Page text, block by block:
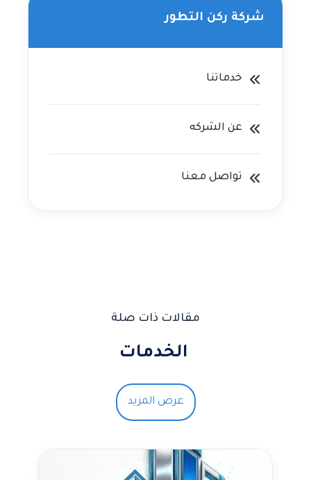
شركة ركن التطور
خدماتنا
عن الشركه
تواصل معنا
مقالات ذات صلة
الخدمات
عرض المزيد